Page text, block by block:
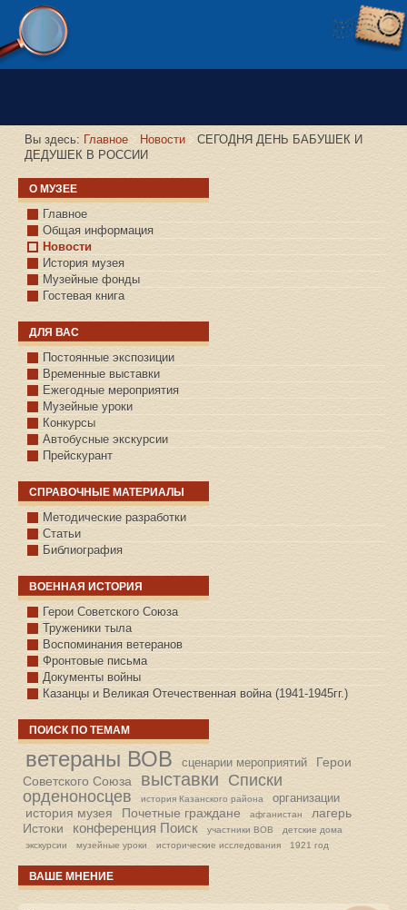
Версия сайта для слабовидящих
Вы здесь: Главное Новости
СЕГОДНЯ ДЕНЬ БАБУШЕК И
ДЕДУШЕК В РОССИИ
О МУЗЕЕ
Главное
Общая информация
Новости
История музея
Музейные фонды
Гостевая книга
ДЛЯ ВАС
Постоянные экспозиции
Временные выставки
Ежегодные мероприятия
Музейные уроки
Конкурсы
Автобусные экскурсии
Прейскурант
СПРАВОЧНЫЕ МАТЕРИАЛЫ
Методические разработки
Статьи
Библиография
ВОЕННАЯ ИСТОРИЯ
С.КАЗАНСКОЕ
Герои Советского Союза
Труженики тыла
Воспоминания ветеранов
Фронтовые письма
Документы войны
Казанцы и Великая Отечественная война (1941-1945гг.)
ПОИСК ПО ТЕМАМ
ветераны ВОВ сценарии мероприятий
Герои
Советского Союза
выставки Списки
орденоносцев
история Казанского района организации
история музея Почетные граждане афганистан
лагерь
Истоки
конференция Поиск участники ВОВ
детские дома
экскурсии
музейные уроки исторические исследования 1921 год
ВАШЕ МНЕНИЕ